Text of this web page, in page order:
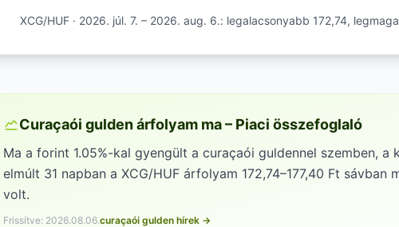
XCG/HUF · 2026. júl. 7. – 2026. aug. 6.: legalacsonyabb 172,74,
Curaçaói gulden árfolyam ma – Piaci összefoglaló
Ma a forint 1.05%-kal gyengült a curaçaói guldennel szemben, a
elmúlt 31 napban a XCG/HUF árfolyam 172,74–177,40 Ft sávban
volt.
Frissítve: 2026.08.06.curaçaói gulden hírek →